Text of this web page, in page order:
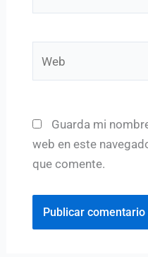
Guarda mi
web en este
que comente.